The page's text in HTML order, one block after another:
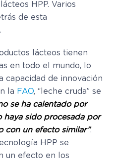
HPP. Varios
de esta
lácteos tienen
en todo el mundo, lo
capacidad de innovación
la FAO, “leche cruda” se
se ha calentado por
haya sido procesada por
con un efecto similar”.
HPP se
un efecto en los